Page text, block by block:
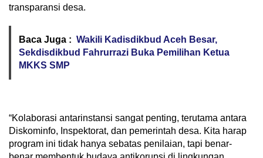
transparansi desa.
Baca Juga : Wakili Kadisdikbud Aceh Besar,
Sekdisdikbud Fahrurrazi Buka Pemilihan Ketua
MKKS SMP
“Kolaborasi antarinstansi sangat penting, terutama antara
Diskominfo, Inspektorat, dan pemerintah desa. Kita harap
program ini tidak hanya sebatas penilaian, tapi benar-